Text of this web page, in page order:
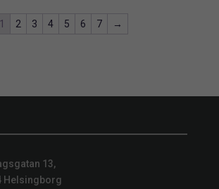
1 2 3 4 5 6 7 →
13,
Helsingborg